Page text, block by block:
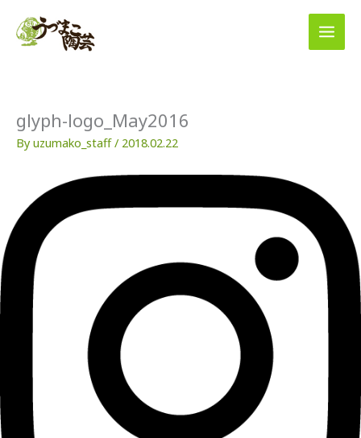
glyph-logo_May2016
Byuzumako_staff/ 2018.02.22